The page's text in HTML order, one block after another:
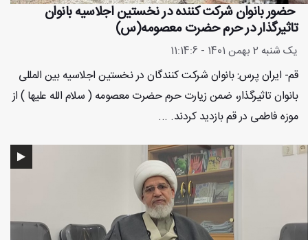
حضور بانوان شرکت کننده در نخستین اجلاسیه بانوان
تاثیرگذار در حرم حضرت معصومه(س)
یک شنبه 2 بهمن 1401 - 11:14:6
قم- ایران پرس: بانوان شرکت کنندگان در نخستین اجلاسیه بین المللی
بانوان تاثیرگذار، ضمن زیارت حرم حضرت معصومه ( سلام الله علیها ) از
موزه فاطمی در قم بازدید کردند. ...